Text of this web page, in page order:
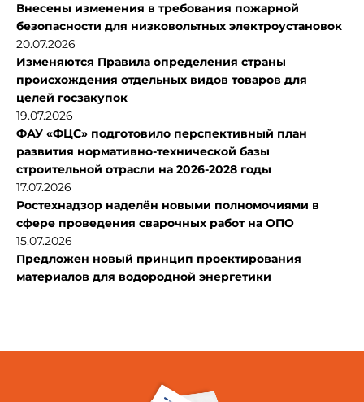
Внесены изменения в требования пожарной
безопасности для низковольтных электроустановок
20.07.2026
Изменяются Правила определения страны
происхождения отдельных видов товаров для
целей госзакупок
19.07.2026
ФАУ «ФЦС» подготовило перспективный план
развития нормативно-технической базы
строительной отрасли на 2026-2028 годы
17.07.2026
Ростехнадзор наделён новыми полномочиями в
сфере проведения сварочных работ на ОПО
15.07.2026
Предложен новый принцип проектирования
материалов для водородной энергетики